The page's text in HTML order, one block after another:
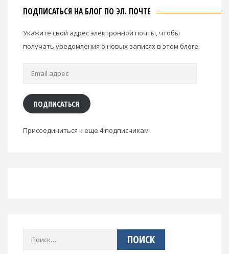
ПОДПИСАТЬСЯ НА БЛОГ ПО ЭЛ. ПОЧТЕ
Укажите свой адрес электронной почты, чтобы
получать уведомления о новых записях в этом блоге.
Email
ПОДПИСАТЬСЯ
Присоединиться к еще 4 подписчикам